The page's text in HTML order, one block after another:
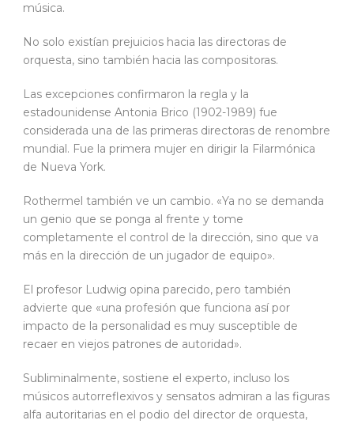
música.
No solo existían prejuicios hacia las directoras de
orquesta, sino también hacia las compositoras.
Las excepciones confirmaron la regla y la
estadounidense Antonia Brico (1902-1989) fue
considerada una de las primeras directoras de renombre
mundial. Fue la primera mujer en dirigir la Filarmónica
de Nueva York.
Rothermel también ve un cambio. «Ya no se demanda
un genio que se ponga al frente y tome
completamente el control de la dirección, sino que va
más en la dirección de un jugador de equipo».
El profesor Ludwig opina parecido, pero también
advierte que «una profesión que funciona así por
impacto de la personalidad es muy susceptible de
recaer en viejos patrones de autoridad».
Subliminalmente, sostiene el experto, incluso los
músicos autorreflexivos y sensatos admiran a las figuras
alfa autoritarias en el podio del director de orquesta,